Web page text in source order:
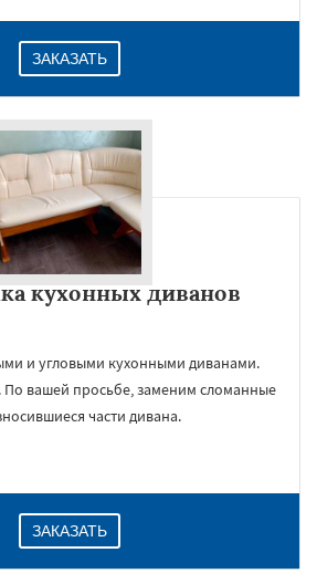
ЗАКАЗАТЬ
кухонных диванов
и угловыми кухонными диванами.
По вашей просьбе, заменим сломанные
части дивана.
ЗАКАЗАТЬ